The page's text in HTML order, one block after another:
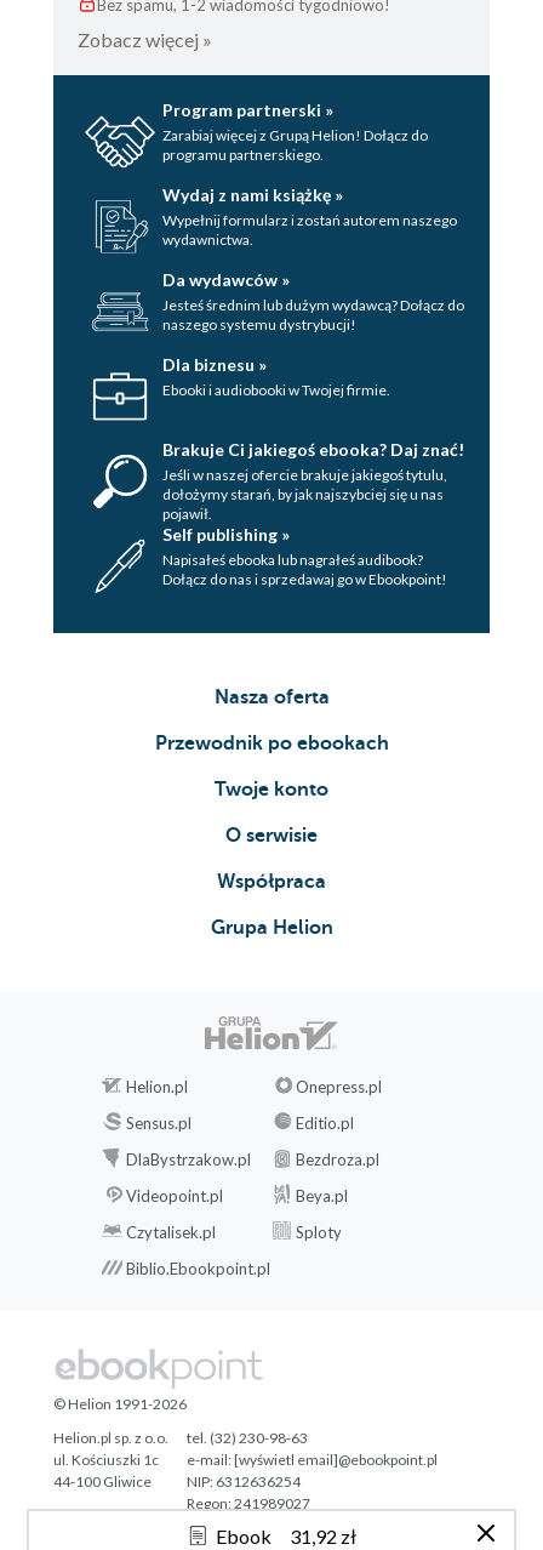
Ebook 31,92 zł
Bez spamu, 1-2 wiadomości tygodniowo!
Zobacz więcej »
Program partnerski »
Zarabiaj więcej z Grupą Helion! Dołącz do
programu partnerskiego.
Wydaj z nami książkę »
Wypełnij formularz i zostań autorem naszego
wydawnictwa.
Da wydawców »
Jesteś średnim lub dużym wydawcą? Dołącz do
naszego systemu dystrybucji!
Dla biznesu »
Ebooki i audiobooki w Twojej firmie.
Brakuje Ci jakiegoś ebooka? Daj znać!
Jeśli w naszej ofercie brakuje jakiegoś tytulu,
dołożymy starań, by jak najszybciej się u nas
pojawił.
Self publishing »
Napisałeś ebooka lub nagrałeś audibook?
Dołącz do nas i sprzedawaj go w Ebookpoint!
Nasza oferta
Przewodnik po ebookach
Twoje konto
O serwisie
Współpraca
Grupa Helion
Helion.pl
Onepress.pl
Sensus.pl
Editio.pl
DlaBystrzakow.pl
Bezdroza.pl
Videopoint.pl
Beya.pl
Czytalisek.pl
Sploty
Biblio.Ebookpoint.pl
Tonik.pl
© Helion 1991-2026
Helion.pl sp. z o.o.
ul. Kościuszki 1c
44-100 Gliwice
tel. (32) 230-98-63
e-mail:[wyświetl email]@ebookpoint.pl
NIP: 6312636254
Regon: 241989027